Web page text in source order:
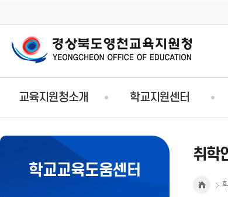
뉴
교육지원청소개 학교지원센터
학교교육도움센터
취학